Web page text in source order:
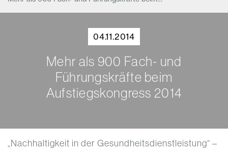
04.11.2014
Mehr als 900 Fach- und
Führungskräfte beim
Aufstiegskongress 2014
„Nachhaltigkeit in der Gesundheitsdienstleistung“ –